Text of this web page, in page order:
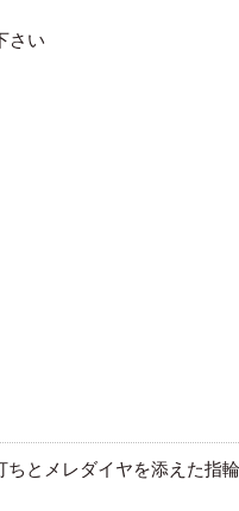
さい
とメレダイヤを添えた指